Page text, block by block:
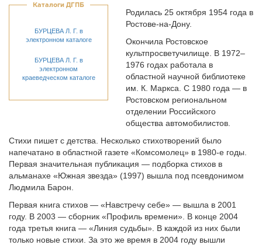
Каталоги ДГПБ
БУРЦЕВА Л. Г. в
электронном каталоге
БУРЦЕВА Л. Г. в
электронном
краеведческом каталоге
Родилась 25 октября 1954 года в
Ростове-на-Дону.
Окончила Ростовское
культпросветучилище. В 1972–
1976 годах работала в
областной научной библиотеке
им. К. Маркса. С 1980 года — в
Ростовском региональном
отделении Российского
общества автомобилистов.
Стихи пишет с детства. Несколько стихотворений было
напечатано в областной газете «Комсомолец» в 1980-е годы.
Первая значительная публикация — подборка стихов в
альманахе «Южная звезда» (1997) вышла под псевдонимом
Людмила Барон.
Первая книга стихов — «Навстречу себе» — вышла в 2001
году. В 2003 — сборник «Профиль времени». В конце 2004
года третья книга — «Линия судьбы». В каждой из них были
только новые стихи. За это же время в 2004 году вышли